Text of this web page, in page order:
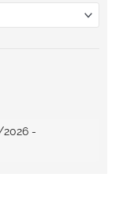
2026 -